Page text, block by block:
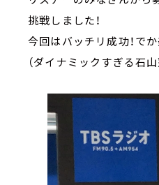
挑戦しました！
今回はバッチリ成功！で
（ダイナミックすぎる石山